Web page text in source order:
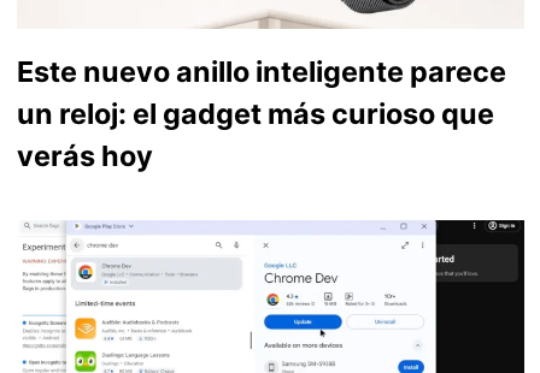
Este nuevo anillo inteligente parece
un reloj: el gadget más curioso que
verás hoy